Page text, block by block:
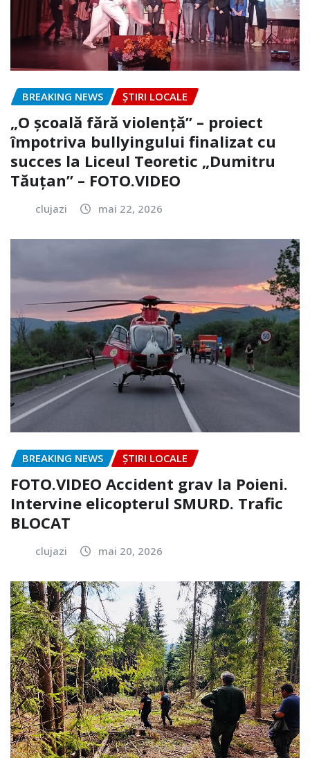
BREAKING NEWS ȘTIRI LOCALE
„O școală fără violență” – proiect
împotriva bullyingului finalizat cu
succes la Liceul Teoretic „Dumitru
Tăuțan” – FOTO.VIDEO
clujazi mai 22, 2026
BREAKING NEWS ȘTIRI LOCALE
FOTO.VIDEO Accident grav la Poieni.
Intervine elicopterul SMURD. Trafic
BLOCAT
clujazi mai 20, 2026